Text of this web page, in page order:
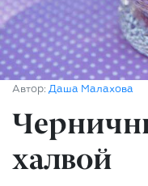
Автор: Даша Малахова
халвой